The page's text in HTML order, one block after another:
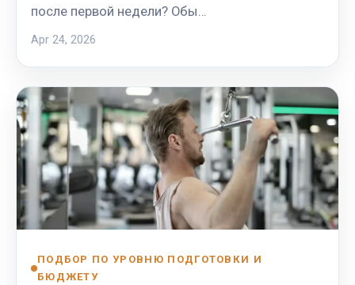
после первой недели? Обы…
Apr 24, 2026
ПОДБОР ПО УРОВНЮ ПОДГОТОВКИ И
БЮДЖЕТУ